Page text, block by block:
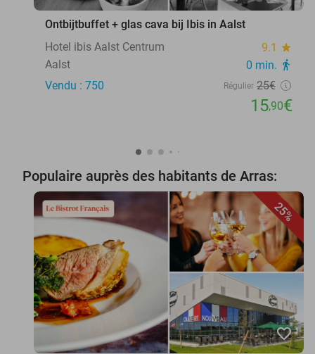
Ontbijtbuffet + glas cava bij Ibis in Aalst
Hotel ibis Aalst Centrum
9.1 star
Aalst 0 min. directions_walk
Vendu : 750 Régulier 25€
15,90€
Populaire auprès des habitants de Arras:
25%
favorite_border